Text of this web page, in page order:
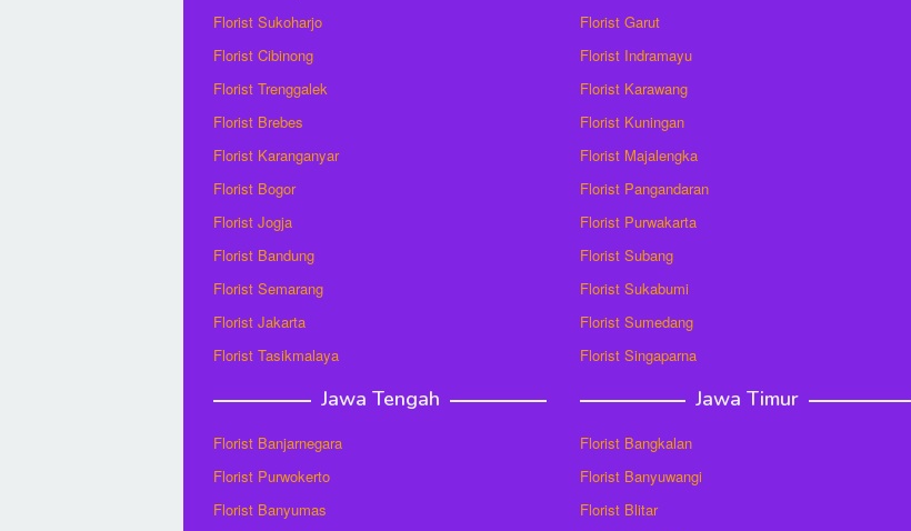
Florist Sukoharjo
Florist Cibinong
Florist Trenggalek
Florist Brebes
Florist Karanganyar
Florist Bogor
Florist Jogja
Florist Bandung
Florist Semarang
Florist Jakarta
Florist Tasikmalaya
Jawa Tengah
Florist Banjarnegara
Florist Purwokerto
Florist Banyumas
Florist Garut
Florist Indramayu
Florist Karawang
Florist Kuningan
Florist Majalengka
Florist Pangandaran
Florist Purwakarta
Florist Subang
Florist Sukabumi
Florist Sumedang
Florist Singaparna
Jawa Timur
Florist Bangkalan
Florist Banyuwangi
Florist Blitar